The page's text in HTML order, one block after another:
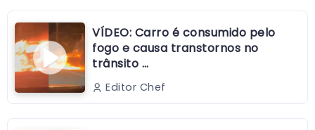
VÍDEO: Carro é consumido pelo
fogo e causa transtornos no
trânsito …
Editor Chef